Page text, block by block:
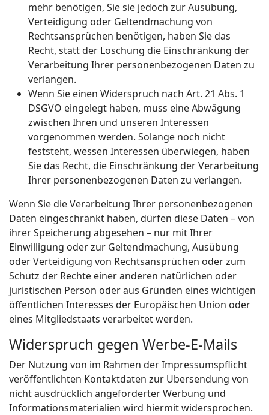
mehr benötigen, Sie sie jedoch zur Ausübung,
Verteidigung oder Geltendmachung von
Rechtsansprüchen benötigen, haben Sie das
Recht, statt der Löschung die Einschränkung der
Verarbeitung Ihrer personenbezogenen Daten zu
verlangen.
Wenn Sie einen Widerspruch nach Art. 21 Abs. 1
DSGVO eingelegt haben, muss eine Abwägung
zwischen Ihren und unseren Interessen
vorgenommen werden. Solange noch nicht
feststeht, wessen Interessen überwiegen, haben
Sie das Recht, die Einschränkung der Verarbeitung
Ihrer personenbezogenen Daten zu verlangen.
Wenn Sie die Verarbeitung Ihrer personenbezogenen
Daten eingeschränkt haben, dürfen diese Daten – von
ihrer Speicherung abgesehen – nur mit Ihrer
Einwilligung oder zur Geltendmachung, Ausübung
oder Verteidigung von Rechtsansprüchen oder zum
Schutz der Rechte einer anderen natürlichen oder
juristischen Person oder aus Gründen eines wichtigen
öffentlichen Interesses der Europäischen Union oder
eines Mitgliedstaats verarbeitet werden.
Widerspruch gegen Werbe-E-Mails
Der Nutzung von im Rahmen der Impressumspflicht
veröffentlichten Kontaktdaten zur Übersendung von
nicht ausdrücklich angeforderter Werbung und
Informationsmaterialien wird hiermit widersprochen.